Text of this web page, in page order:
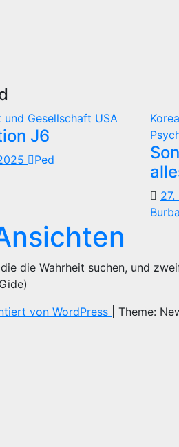
und Gesellschaft USA
J6
Ped
Korea
die Wahrheit suchen, und
von WordPress
Theme: